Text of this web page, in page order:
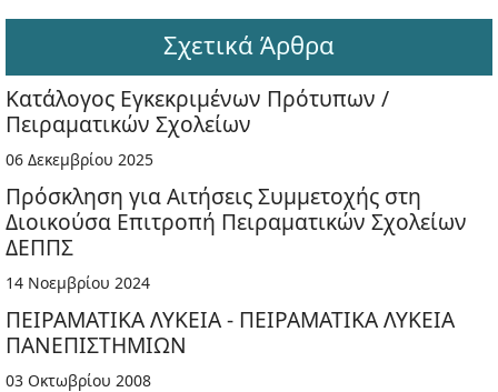
Σχετικά Άρθρα
Κατάλογος Εγκεκριμένων Πρότυπων /
Πειραματικών Σχολείων
06 Δεκεμβρίου 2025
Πρόσκληση για Αιτήσεις Συμμετοχής στη
Διοικούσα Επιτροπή Πειραματικών Σχολείων
ΔΕΠΠΣ
14 Νοεμβρίου 2024
ΠΕΙΡΑΜΑΤΙΚΑ ΛΥΚΕΙΑ - ΠΕΙΡΑΜΑΤΙΚΑ ΛΥΚΕΙΑ
ΠΑΝΕΠΙΣΤΗΜΙΩΝ
03 Οκτωβρίου 2008